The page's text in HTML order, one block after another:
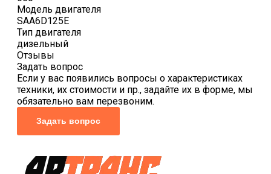
Модель двигателя
SAA6D125E
Тип двигателя
дизельный
Отзывы
Задать вопрос
Если у вас появились вопросы о характеристиках
техники, их стоимости и пр., задайте их в форме, мы
обязательно вам перезвоним.
Задать вопрос